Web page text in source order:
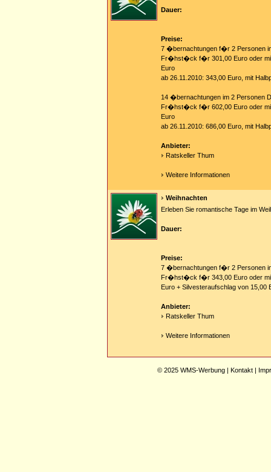
Dauer:
Preise:
7 �bernachtungen f�r 2 Personen
Fr�hst�ck f�r 301,00 Euro oder
Euro
ab 26.11.2010: 343,00 Euro, mit
14 �bernachtungen im 2 Personen
Fr�hst�ck f�r 602,00 Euro oder
Euro
ab 26.11.2010: 686,00 Euro, mit
Anbieter:
Ratskeller Thum
Weitere Informationen
Weihnachten
Erleben Sie romantische Tage im
Dauer:
Preise:
7 �bernachtungen f�r 2 Personen
Fr�hst�ck f�r 343,00 Euro oder
Euro + Silvesteraufschlag von 15,00
Anbieter:
Ratskeller Thum
Weitere Informationen
© 2025 WMS-Werbung | Kontakt |